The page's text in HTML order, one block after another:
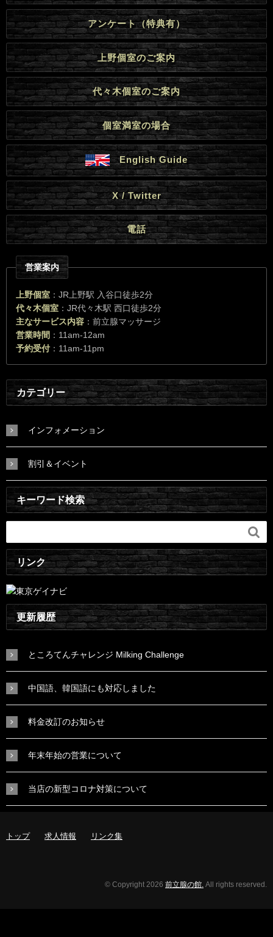
アンケート（特典有）
上野個室のご案内
代々木個室のご案内
個室満室の場合
English Guide
X / Twitter
電話
営業案内
上野個室 ：JR上野駅 入谷口徒歩2分
代々木個室 ：JR代々木駅 西口徒歩2分
主なサービス内容 ：前立腺マッサージ
営業時間 ：11am-12am
予約受付 ：11am-11pm
カテゴリー
インフォメーション
割引＆イベント
キーワード検索

リンク
更新履歴
ところてんチャレンジ Milking Challenge
中国語、韓国語にも対応しました
料金改訂のお知らせ
年末年始の営業について
当店の新型コロナ対策について
トップ 求人情報 リンク集
© Copyright 2026 前立腺の館. All rights reserved.